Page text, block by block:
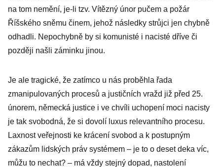
na tom nemění, je-li tzv. Vítězný únor pučem a požár
Říšského sněmu činem, jehož následky strůjci jen chybně
odhadli. Nepochybně by si komunisté i nacisté dříve či
později našli záminku jinou.
Je ale tragické, že zatímco u nás proběhla řada
zmanipulovaných procesů a justičních vražd již před 25.
únorem, německá justice i ve chvíli uchopení moci nacisty
je tak svobodná, že si dovolí luxus relevantního procesu.
Laxnost veřejnosti ke krácení svobod a k postupným
zákazům lidských práv systémem – je to o deset deka víc,
můžu to nechat? – má vždy stejný dopad, nastolení